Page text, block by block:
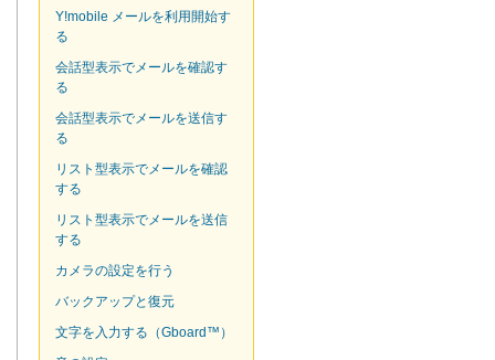
Y!mobile メールを利用開始す
る
会話型表示でメールを確認す
る
会話型表示でメールを送信す
る
リスト型表示でメールを確認
する
リスト型表示でメールを送信
する
カメラの設定を行う
バックアップと復元
文字を入力する（Gboard™）